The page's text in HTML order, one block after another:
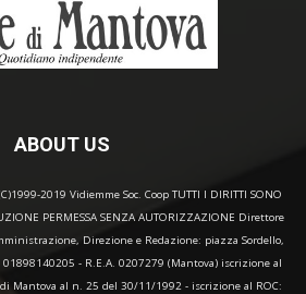
ABOUT US
2019 Vidiemme Soc. Coop TUTTI I DIRITTI SONO
PERMESSA SENZA AUTORIZZAZIONE Direttore
Direzione e Redazione: piazza Sordello,
01898140205 - R.E.A. 0207279 (Mantova) iscrizione al
Mantova al n. 25 del 30/11/1992 - iscrizione al ROC: